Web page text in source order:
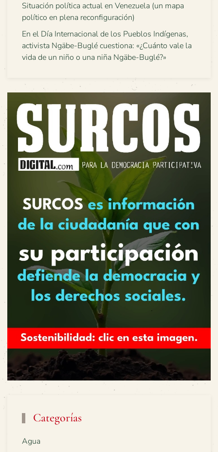
Situación política actual en Venezuela (un mapa
político en plena reconfiguración)
En el Día Internacional de los Pueblos Indígenas,
activista Ngäbe-Buglé cuestiona: «¿Cuánto vale la
vida de un niño o una niña Ngäbe-Buglé?»
Categorías
Agua